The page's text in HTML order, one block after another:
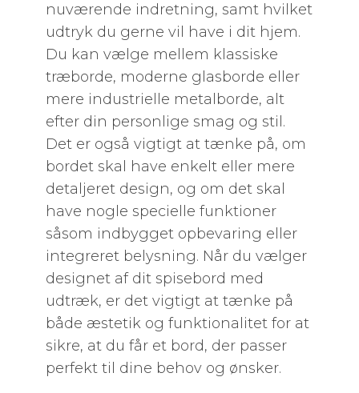
nuværende indretning, samt hvilket
udtryk du gerne vil have i dit hjem.
Du kan vælge mellem klassiske
træborde, moderne glasborde eller
mere industrielle metalborde, alt
efter din personlige smag og stil.
Det er også vigtigt at tænke på, om
bordet skal have enkelt eller mere
detaljeret design, og om det skal
have nogle specielle funktioner
såsom indbygget opbevaring eller
integreret belysning. Når du vælger
designet af dit spisebord med
udtræk, er det vigtigt at tænke på
både æstetik og funktionalitet for at
sikre, at du får et bord, der passer
perfekt til dine behov og ønsker.